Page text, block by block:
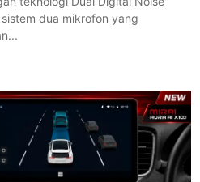
dua mikrofon yang